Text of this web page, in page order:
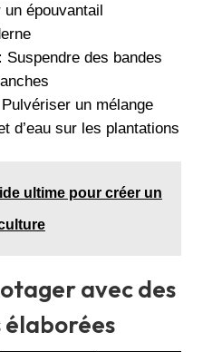
un épouvantail
Suspendre des bandes
Pulvériser un mélange
d’eau sur les plantations
ultime pour créer un
avec des
élaborées